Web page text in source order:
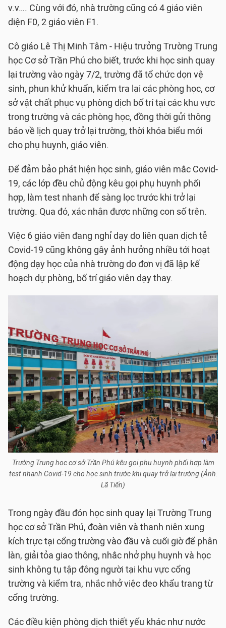
v.v…. Cùng với đó, nhà trường cũng có 4 giáo viên
diện F0, 2 giáo viên F1.
Cô giáo Lê Thị Minh Tâm - Hiệu trưởng Trường Trung
học Cơ sở Trần Phú cho biết, trước khi học sinh quay
lại trường vào ngày 7/2, trường đã tổ chức dọn vệ
sinh, phun khử khuẩn, kiểm tra lại các phòng học, cơ
sở vật chất phục vụ phòng dịch bố trí tại các khu vực
trong trường và các phòng học, đồng thời gửi thông
báo về lịch quay trở lại trường, thời khóa biểu mới
cho phụ huynh, giáo viên.
Để đảm bảo phát hiện học sinh, giáo viên mắc Covid-
19, các lớp đều chủ động kêu gọi phụ huynh phối
hợp, làm test nhanh để sàng lọc trước khi trở lại
trường. Qua đó, xác nhận được những con số trên.
Việc 6 giáo viên đang nghỉ dạy do liên quan dịch tễ
Covid-19 cũng không gây ảnh hưởng nhiều tới hoạt
động dạy học của nhà trường do đơn vị đã lập kế
hoạch dự phòng, bố trí giáo viên dạy thay.
Trường Trung học cơ sở Trần Phú kêu gọi phụ huynh phối hợp làm
test nhanh Covid-19 cho học sinh trước khi quay trở lại trường (Ảnh:
Lã Tiến)
Trong ngày đầu đón học sinh quay lại Trường Trung
học cơ sở Trần Phú, đoàn viên và thanh niên xung
kích trực tại cổng trường vào đầu và cuối giờ để phân
làn, giải tỏa giao thông, nhắc nhở phụ huynh và học
sinh không tụ tập đông người tại khu vực cổng
trường và kiểm tra, nhắc nhở việc đeo khẩu trang từ
cổng trường.
Các điều kiện phòng dịch thiết yếu khác như nước